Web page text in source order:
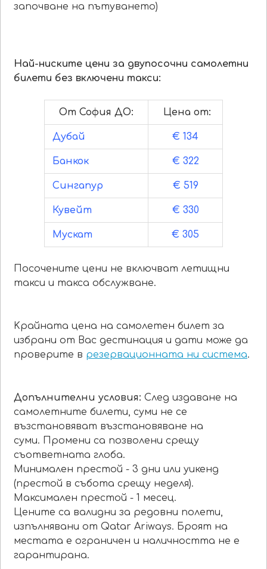
започване на пътуването)
Най-ниските цени за двупосочни самолетни
билети без включени такси:
От София ДО: Цена от:
Дубай € 134
Банкок € 322
Сингапур € 519
Кувейт € 330
Мускат € 305
Посочените цени не включват летищни
такси и такса обслужване.
Kрайната цена на самолетен билет за
избрани от Вас дестинация и дати може да
проверите в резервационната ни система.
Допълнителни условия: След издаване на
самолетните билети, суми не се
възстановяват възстановяване на
суми. Промени са позволени срещу
съответната глоба.
Минимален престой - 3 дни или уикенд
(престой в събота срещу неделя).
Максимален престой - 1 месец.
Цените са валидни за редовни полети,
изпълнявани от Qatar Ariways. Броят на
местата е ограничен и наличността не е
гарантирана.